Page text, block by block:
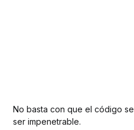
No basta con que el código
ser impenetrable.